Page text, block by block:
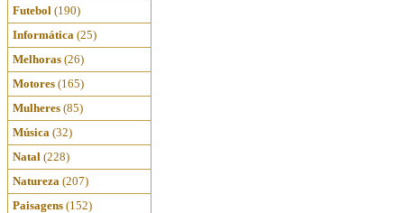
Futebol (190)
Informática (25)
Melhoras (26)
Motores (165)
Mulheres (85)
Música (32)
Natal (228)
Natureza (207)
Paisagens (152)